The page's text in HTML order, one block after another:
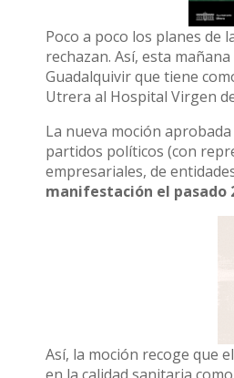
Poco a poco los planes de
rechazan. Así, esta
Guadalquivir que tiene
Utrera al Hospital Virgen
La nueva moción
partidos políticos (con
empresariales, de
manifestación el pasado
Así, la moción recoge que